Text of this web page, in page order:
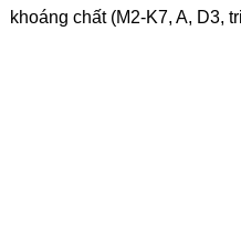
khoáng chất (M2-K7, A, D3,